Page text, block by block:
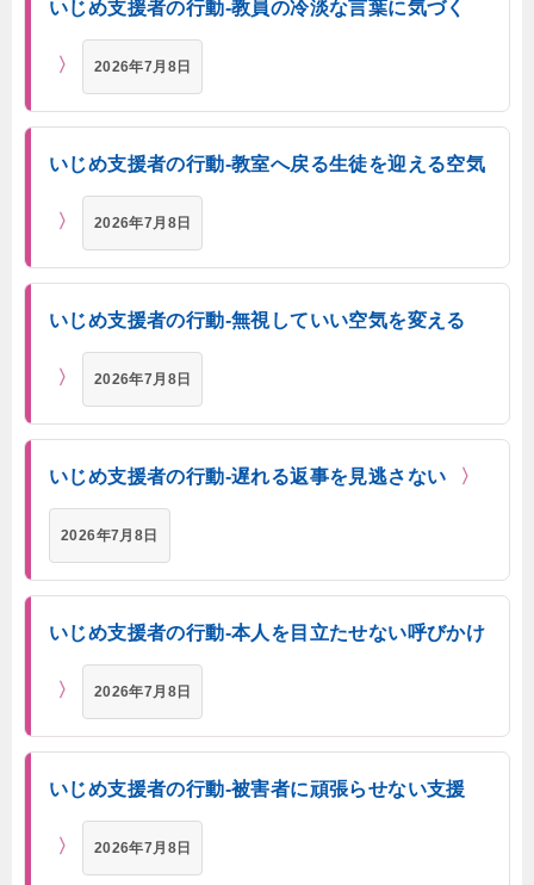
いじめ支援者の行動-教員の冷淡な言葉に気づく
2026年7月8日
いじめ支援者の行動-教室へ戻る生徒を迎える空気
2026年7月8日
いじめ支援者の行動-無視していい空気を変える
2026年7月8日
いじめ支援者の行動-遅れる返事を見逃さない
2026年7月8日
いじめ支援者の行動-本人を目立たせない呼びかけ
2026年7月8日
いじめ支援者の行動-被害者に頑張らせない支援
2026年7月8日